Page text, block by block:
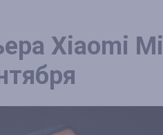
Xiaomi Mi